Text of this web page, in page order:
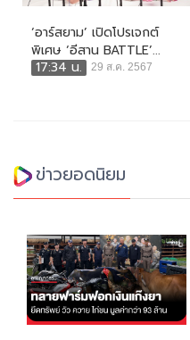
‘อาร์สยาม’ เปิดโปรเจกต์
พิเศษ ‘อีสาน BATTLE’...
17:34 น.
29 ส.ค. 2567
ข่าวยอดนิยม